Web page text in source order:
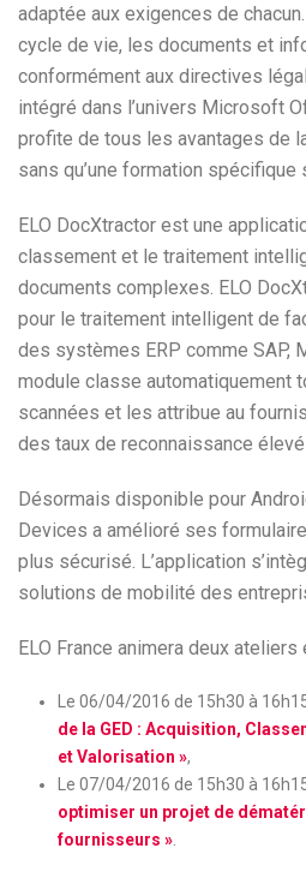
adaptée aux exigences de
cycle de vie, les documents et
conformément aux directives
intégré dans l’univers Microsoft
profite de tous les avantages de
sans qu’une formation spécifique
ELO DocXtractor est une
classement et le traitement
documents complexes. ELO
pour le traitement intelligent de
des systèmes ERP comme SAP,
module classe automatiquement
scannées et les attribue au
des taux de reconnaissance
Désormais disponible pour
Devices a amélioré ses
plus sécurisé. L’application
solutions de mobilité des
ELO France animera deux ateliers
Le 06/04/2016 de 15h30 à
de la GED : Acquisition,
et Valorisation »,
Le 07/04/2016 de 15h30 à
optimiser un projet de
fournisseurs ».